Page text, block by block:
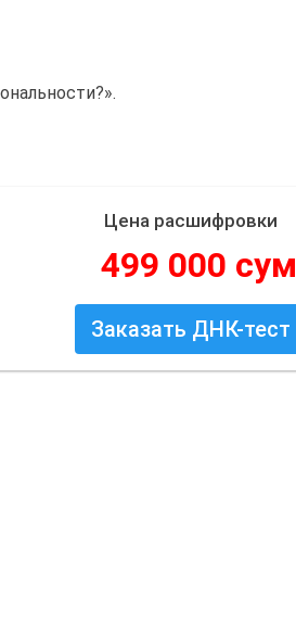
Цена расшифровки
499 000 сум
Заказать ДНК-тест